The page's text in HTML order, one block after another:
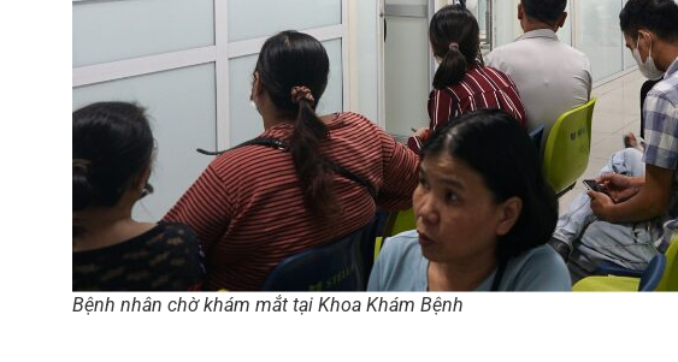
Bệnh nhân chờ khám mắt tại Khoa Khám Bệnh